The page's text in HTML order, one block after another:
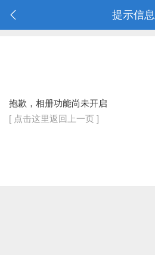
提示信息
抱歉，相册功能尚未开启
[ 点击这里返回上一页 ]